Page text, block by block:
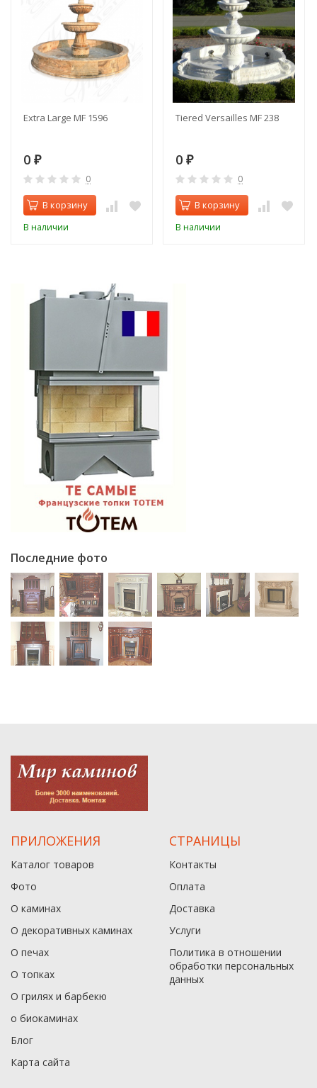
Extra Large MF 1596
0 ₽
0
В корзину
В наличии
Tiered Versailles MF 238
0 ₽
0
В корзину
В наличии
Последние фото
ПРИЛОЖЕНИЯ
Каталог товаров
Фото
О каминах
О декоративных каминах
О печах
О топках
О грилях и барбекю
о биокаминах
Блог
Карта сайта
СТРАНИЦЫ
Контакты
Оплата
Доставка
Услуги
Политика в отношении
обработки персональных
данныx